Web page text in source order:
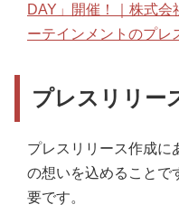
DAY」開催！｜株式会
ーテインメントのプレ
プレスリリー
プレスリリース作成に
の想いを込めることで
要です。